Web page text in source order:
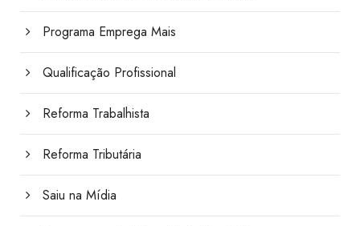
Programa Emprega Mais
Qualificação Profissional
Reforma Trabalhista
Reforma Tributária
Saiu na Mídia